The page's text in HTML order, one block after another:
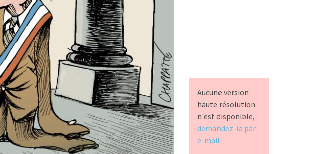
Aucune version
haute résolution
n'est disponible,
demandez-la par
e-mail.